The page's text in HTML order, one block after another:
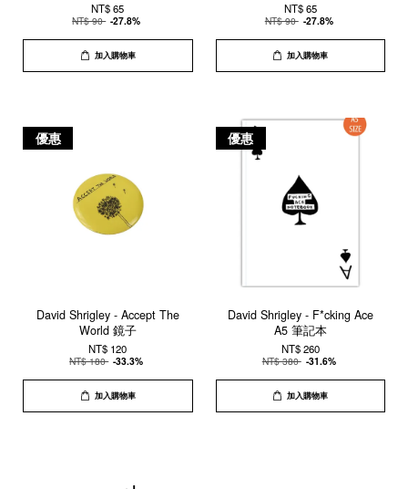
NT$ 65
NT$ 90 -27.8%
加入購物車
NT$ 65
NT$ 90 -27.8%
加入購物車
優惠
David Shrigley - Accept The
World 鏡子
NT$ 120
NT$ 180 -33.3%
加入購物車
優惠
David Shrigley - F*cking Ace
A5 筆記本
NT$ 260
NT$ 380 -31.6%
加入購物車